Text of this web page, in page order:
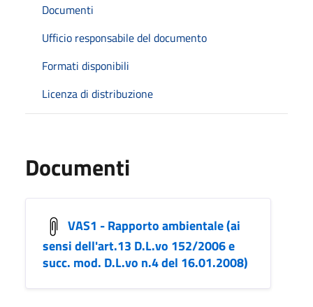
Documenti
Ufficio responsabile del documento
Formati disponibili
Licenza di distribuzione
Documenti
VAS1 - Rapporto ambientale (ai
sensi dell'art.13 D.L.vo 152/2006 e
succ. mod. D.L.vo n.4 del 16.01.2008)